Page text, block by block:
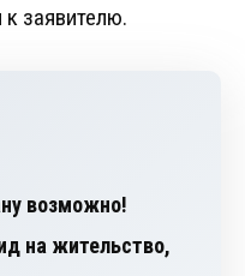
заявителю.
возможно!
на жительство,